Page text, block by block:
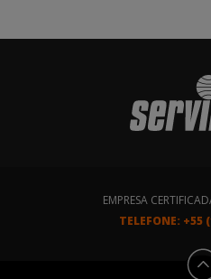
EMPRESA
TELEFONE: +55